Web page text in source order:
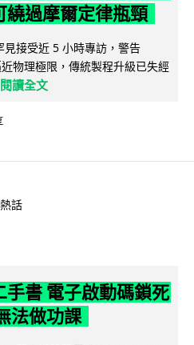
繞過摩爾定律瓶頸
接受近 5 小時專訪，警告
物理極限，傳統製程升級已失經
閱讀全文
話
手書 電子啟動碼鎖死
法做功課